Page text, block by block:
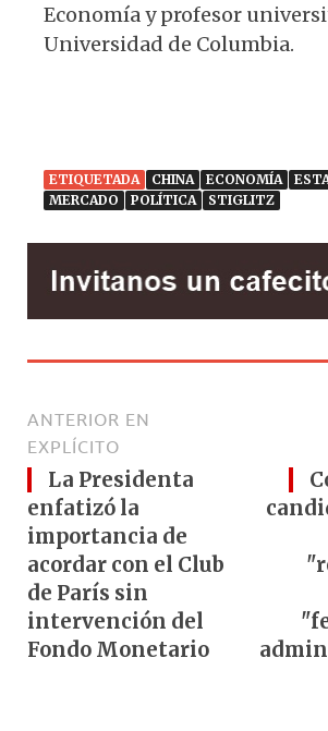
Economía y profesor
Universidad de Columbia.
ETIQUETADA CHINA ECONOMÍA
MERCADO
POLÍTICA STIGLITZ
ANTERIOR EN
EXPLÍCITO
La Presidenta
enfatizó la
importancia de
acordar con el Club
de París sin
intervención del
Fondo Monetario